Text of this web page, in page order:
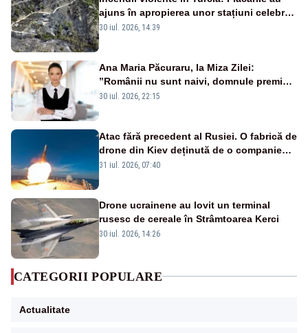
ajuns în apropierea unor stațiuni celebre:
sute de persoane, evacuate
30 iul. 2026, 14:39
Ana Maria Păcuraru, la Miza Zilei:
”Românii nu sunt naivi, domnule premier
Bolojan”
30 iul. 2026, 22:15
Atac fără precedent al Rusiei. O fabrică de
drone din Kiev deținută de o companie
americană, distrusă de o rachetă
31 iul. 2026, 07:40
Drone ucrainene au lovit un terminal
rusesc de cereale în Strâmtoarea Kerci
30 iul. 2026, 14:26
CATEGORII POPULARE
Actualitate